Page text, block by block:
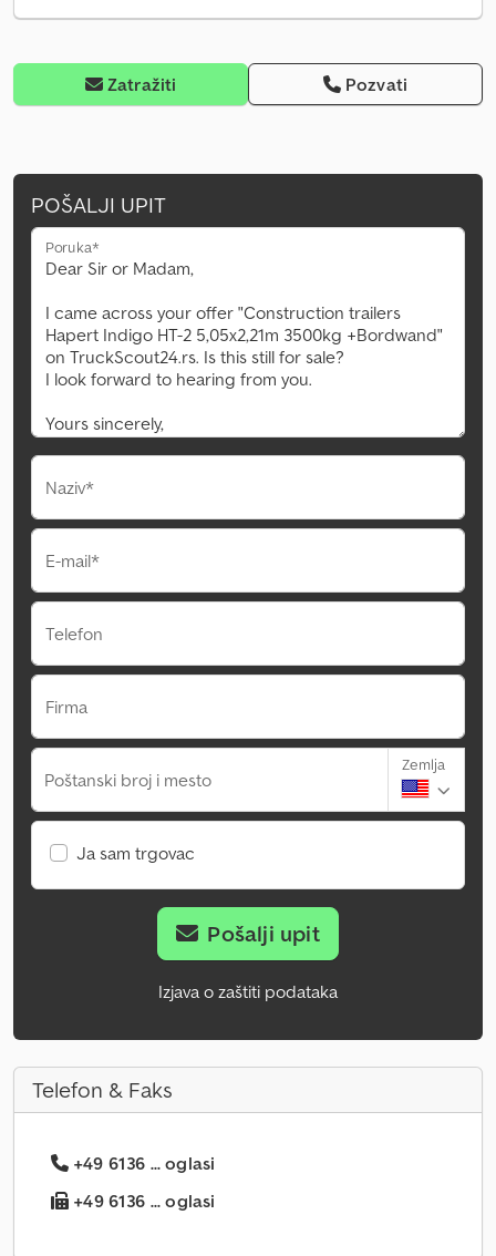
Zatražiti Pozvati
POŠALJI UPIT
Poruka*
Naziv*
E-mail*
Telefon
Firma
Poštanski broj i mesto
Zemlja
Ja sam trgovac
Pošalji upit
Izjava o zaštiti podataka
Telefon & Faks
+49 6136 ... oglasi
+49 6136 ... oglasi